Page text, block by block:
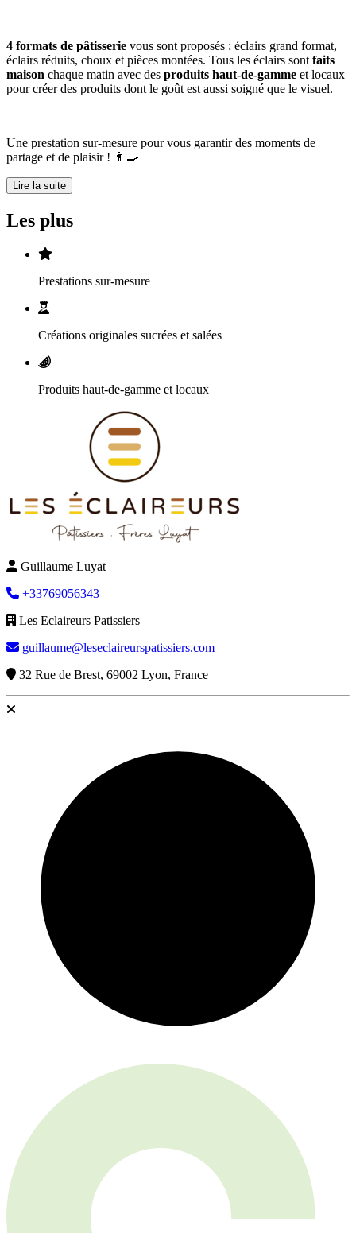
4 formats de pâtisserie vous sont proposés : éclairs grand format,
éclairs réduits, choux et pièces montées​. ​Tous les éclairs sont faits
maison chaque matin avec des produits haut-de-gamme et locaux
pour créer des produits dont le goût est aussi soigné que le visuel.
Une prestation sur-mesure pour vous garantir des moments de
partage et de plaisir ! 👨
Lire la suite
Les plus
Prestations sur-mesure
Créations originales sucrées et salées
Produits haut-de-gamme et locaux
Guillaume Luyat
+33769056343
Les Eclaireurs Patissiers
guillaume@leseclaireurspatissiers.com
32 Rue de Brest, 69002 Lyon, France